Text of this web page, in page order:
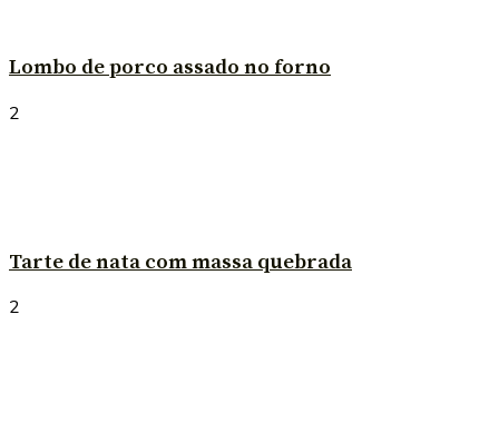
Lombo de porco assado no forno
2
Tarte de nata com massa quebrada
2